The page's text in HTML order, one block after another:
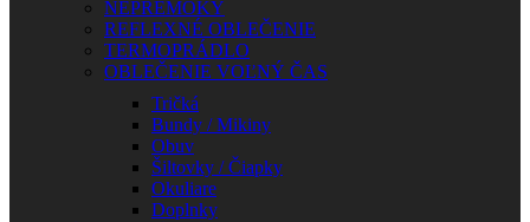
NEPREMOKY
REFLEXNÉ OBLEČENIE
TERMOPRÁDLO
OBLEČENIE VOĽNÝ ČAS
Tričká
Bundy / Mikiny
Obuv
Šiltovky / Čiapky
Okuliare
Doplnky